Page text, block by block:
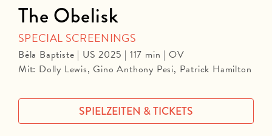
The Obelisk
SPECIAL SCREENINGS
Béla Baptiste | US 2025 | 117 min | OV
Mit: Dolly Lewis, Gino Anthony Pesi, Patrick Hamilton
SPIELZEITEN & TICKETS